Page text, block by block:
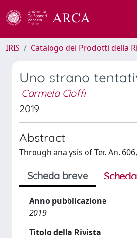
IRIS Catalogo dei Prodotti della
Uno strano
Carmela Cioffi
2019
Abstract
Through analysis of Ter. An.
Scheda breve
Anno pubblicazione
2019
Titolo della Rivista